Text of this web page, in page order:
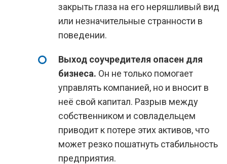
закрыть глаза на его неряшливый вид
или незначительные странности в
поведении.
Выход соучредителя опасен для
бизнеса. Он не только помогает
управлять компанией, но и вносит в
неё свой капитал. Разрыв между
собственником и совладельцем
приводит к потере этих активов, что
может резко пошатнуть стабильность
предприятия.